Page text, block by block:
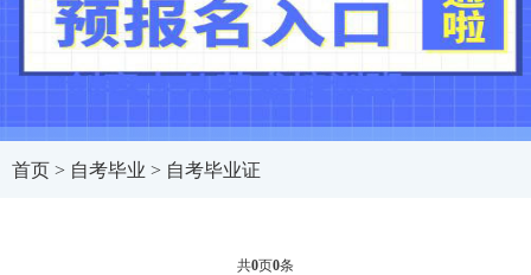
首页> 自考毕业 > 自考毕业证
共0页0条